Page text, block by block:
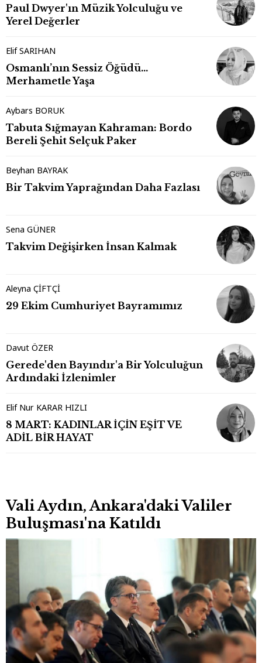
Paul Dwyer'ın Müzik Yolculuğu ve
Yerel Değerler
Elif SARIHAN
Osmanlı’nın Sessiz Öğüdü…
Merhametle Yaşa
Aybars BORUK
Tabuta Sığmayan Kahraman: Bordo
Bereli Şehit Selçuk Paker
Beyhan BAYRAK
Bir Takvim Yaprağından Daha Fazlası
Sena GÜNER
Takvim Değişirken İnsan Kalmak
Aleyna ÇİFTÇİ
29 Ekim Cumhuriyet Bayramımız
Davut ÖZER
Gerede'den Bayındır'a Bir Yolculuğun
Ardındaki İzlenimler
Elif Nur KARAR HIZLI
8 MART: KADINLAR İÇİN EŞİT VE
ADİL BİR HAYAT
Vali Aydın, Ankara'daki Valiler
Buluşması'na Katıldı